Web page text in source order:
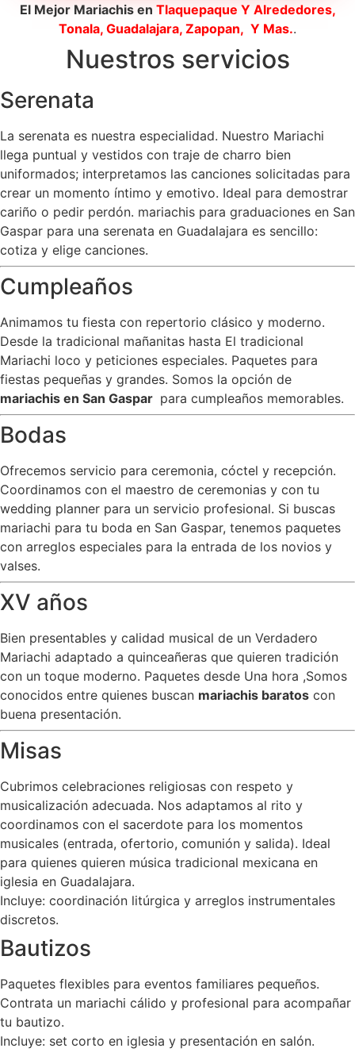
El Mejor Mariachis en Tlaquepaque Y Alrededores,
Tonala, Guadalajara, Zapopan, Y Mas..
Nuestros servicios
Serenata
La serenata es nuestra especialidad. Nuestro Mariachi
llega puntual y vestidos con traje de charro bien
uniformados; interpretamos las canciones solicitadas para
crear un momento íntimo y emotivo. Ideal para demostrar
cariño o pedir perdón. mariachis para graduaciones en San
Gaspar para una serenata en Guadalajara es sencillo:
cotiza y elige canciones.
Cumpleaños
Animamos tu fiesta con repertorio clásico y moderno.
Desde la tradicional mañanitas hasta El tradicional
Mariachi loco y peticiones especiales. Paquetes para
fiestas pequeñas y grandes. Somos la opción de
mariachis en San Gaspar para cumpleaños memorables.
Bodas
Ofrecemos servicio para ceremonia, cóctel y recepción.
Coordinamos con el maestro de ceremonias y con tu
wedding planner para un servicio profesional. Si buscas
mariachi para tu boda en San Gaspar, tenemos paquetes
con arreglos especiales para la entrada de los novios y
valses.
XV años
Bien presentables y calidad musical de un Verdadero
Mariachi adaptado a quinceañeras que quieren tradición
con un toque moderno. Paquetes desde Una hora ,Somos
conocidos entre quienes buscan mariachis baratos con
buena presentación.
Misas
Cubrimos celebraciones religiosas con respeto y
musicalización adecuada. Nos adaptamos al rito y
coordinamos con el sacerdote para los momentos
musicales (entrada, ofertorio, comunión y salida). Ideal
para quienes quieren música tradicional mexicana en
iglesia en Guadalajara.
Incluye: coordinación litúrgica y arreglos instrumentales
discretos.
Bautizos
Paquetes flexibles para eventos familiares pequeños.
Contrata un mariachi cálido y profesional para acompañar
tu bautizo.
Incluye: set corto en iglesia y presentación en salón.